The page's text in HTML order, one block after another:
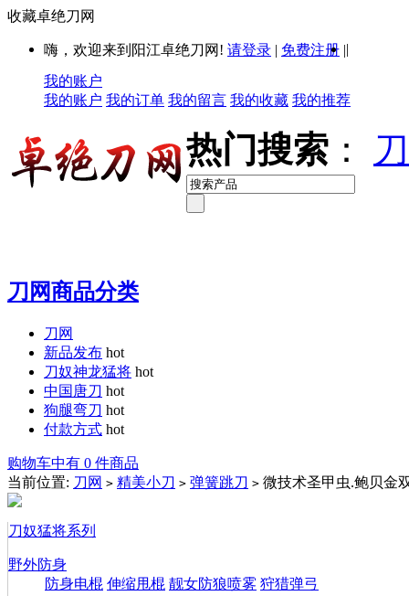
收藏卓绝刀网
嗨，欢迎来到阳江卓绝刀网! 请登录 | 免费注册 ||
我的账户
我的账户 我的订单 我的留言 我的收藏 我的推荐
热门搜索 ：
刀网商品分类
刀网
新品发布 hot
刀奴神龙猛将 hot
中国唐刀 hot
狗腿弯刀 hot
付款方式 hot
购物车中有 0 件商品
当前位置: 刀网 > 精美小刀 > 弹簧跳刀 > 微技术圣甲虫.鲍贝金
刀奴猛将系列
野外防身
防身电棍 伸缩甩棍 靓女防狼喷雾 狩猎弹弓